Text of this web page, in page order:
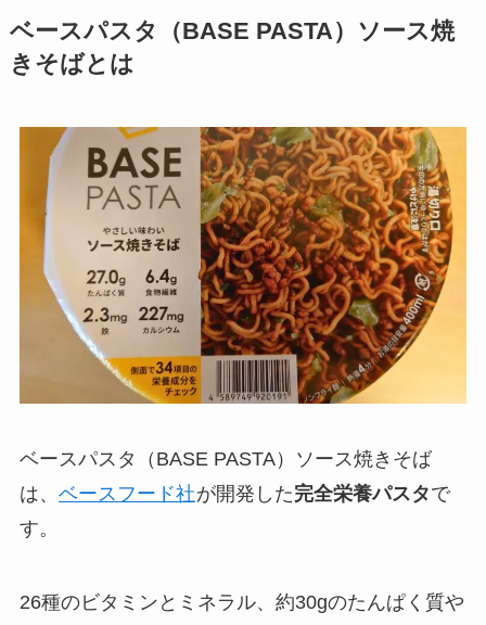
ベースパスタ（BASE PASTA）ソース焼
きそばとは
ベースパスタ（BASE PASTA）ソース焼きそば
は、 ベースフード社が開発した完全栄養パスタで
す。
26種のビタミンとミネラル、約30gのたんぱく質や